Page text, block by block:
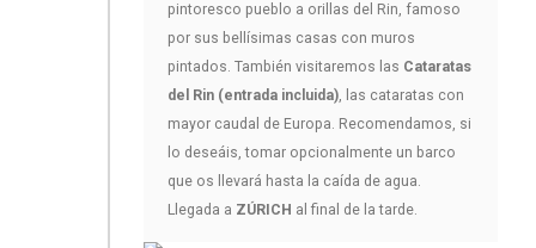
pintoresco pueblo a orillas del Rin, famoso
por sus bellísimas casas con muros
pintados. También visitaremos las Cataratas
del Rin (entrada incluida), las cataratas con
mayor caudal de Europa. Recomendamos, si
lo deseáis, tomar opcionalmente un barco
que os llevará hasta la caída de agua.
Llegada a ZÚRICH al final de la tarde.